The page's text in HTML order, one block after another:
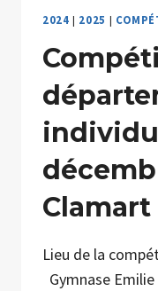
2024 | 2025 |
Clamart
Lieu de
Gymnase